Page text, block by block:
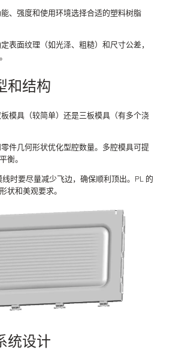
、强度和使用环境选择合适的塑料树脂
表面纹理（如光泽、粗糙）和尺寸公差，
和结构
模具（较简单）还是三板模具（有多个浇
件几何形状优化型腔数量。多腔模具可提
衡。
时要尽量减少飞边，确保顺利顶出。PL 的
状和美观要求。
统设计